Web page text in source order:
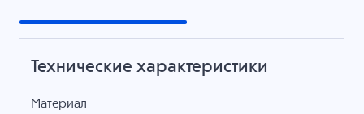
Технические характеристики
Материал